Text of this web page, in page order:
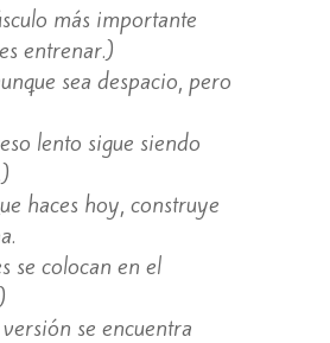
más importante
entrenar.)
sea despacio, pero
lento sigue siendo
haces hoy, construye
se colocan en el
se encuentra